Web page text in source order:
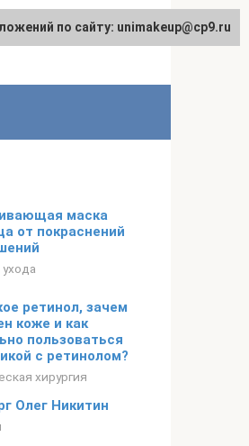
маска
от покраснений
ретинол, зачем
коже и как
пользоваться
с ретинолом?
хирургия
Олег Никитин
по сайту: unimakeup@cp9.ru